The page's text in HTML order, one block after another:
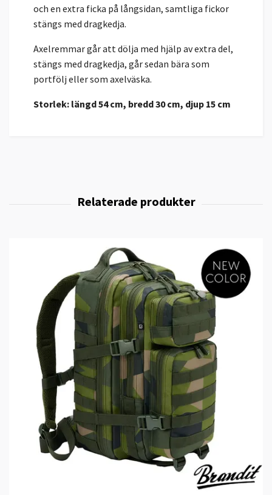
och en extra ficka på långsidan, samtliga fickor
stängs med dragkedja.
Axelremmar går att dölja med hjälp av extra del,
stängs med dragkedja, går sedan bära som
portfölj eller som axelväska.
Storlek: längd 54 cm, bredd 30 cm, djup 15 cm